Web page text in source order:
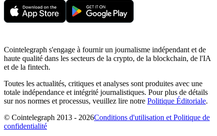
Cointelegraph s'engage à fournir un journalisme indépendant et de
haute qualité dans les secteurs de la crypto, de la blockchain, de l'IA
et de la fintech.
Toutes les actualités, critiques et analyses sont produites avec une
totale indépendance et intégrité journalistiques. Pour plus de détails
sur nos normes et processus, veuillez lire notre Politique Éditoriale.
© Cointelegraph 2013 - 2026Conditions d'utilisation et Politique de
confidentialité